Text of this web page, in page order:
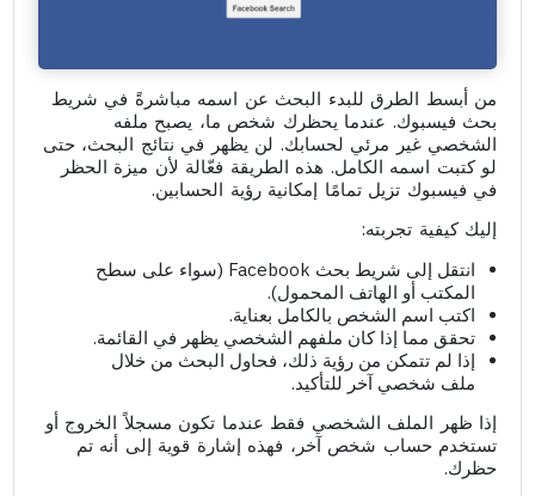
من أبسط الطرق للبدء البحث عن اسمه مباشرةً في شريط
بحث فيسبوك. عندما يحظرك شخص ما، يصبح ملفه
الشخصي غير مرئي لحسابك. لن يظهر في نتائج البحث، حتى
لو كتبت اسمه الكامل. هذه الطريقة فعّالة لأن ميزة الحظر
في فيسبوك تزيل تمامًا إمكانية رؤية الحسابين.
إليك كيفية تجربته:
انتقل إلى شريط بحث Facebook (سواء على سطح
المكتب أو الهاتف المحمول).
اكتب اسم الشخص بالكامل بعناية.
تحقق مما إذا كان ملفهم الشخصي يظهر في القائمة.
إذا لم تتمكن من رؤية ذلك، فحاول البحث من خلال
ملف شخصي آخر للتأكيد.
إذا ظهر الملف الشخصي فقط عندما تكون مسجلاً الخروج أو
تستخدم حساب شخص آخر، فهذه إشارة قوية إلى أنه تم
حظرك.